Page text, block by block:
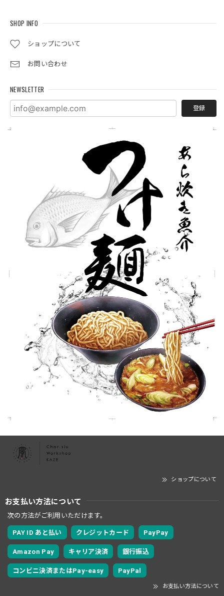
SHOP INFO
ショップについて
お問い合わせ
NEWSLETTER
登録
ショップについて
お支払い方法について
次の方法がご利用いただけます。
PAY ID あと払い クレジットカード PayPay
Amazon Pay キャリア決済 銀行振込
コンビニ決済またはPay-easy PayPal
お支払い方法について